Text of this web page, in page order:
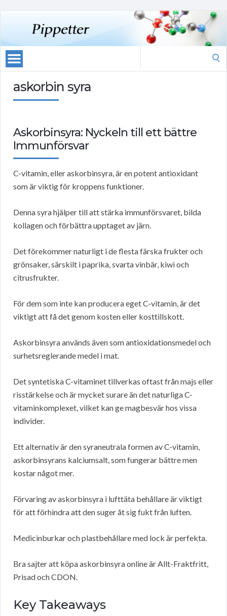
askorbin syra
Askorbinsyra: Nyckeln till ett bättre
Immunförsvar
C-vitamin, eller askorbinsyra, är en potent antioxidant
som är viktig för kroppens funktioner.
Denna syra hjälper till att stärka immunförsvaret, bilda
kollagen och förbättra upptaget av järn.
Det förekommer naturligt i de flesta färska frukter och
grönsaker, särskilt i paprika, svarta vinbär, kiwi och
citrusfrukter.
För dem som inte kan producera eget C-vitamin, är det
viktigt att få det genom kosten eller kosttillskott.
Askorbinsyra används även som antioxidationsmedel och
surhetsreglerande medel i mat.
Det syntetiska C-vitaminet tillverkas oftast från majs eller
risstärkelse och är mycket surare än det naturliga C-
vitaminkomplexet, vilket kan ge magbesvär hos vissa
individer.
Ett alternativ är den syraneutrala formen av C-vitamin,
askorbinsyrans kalciumsalt, som fungerar bättre men
kostar något mer.
Förvaring av askorbinsyra i lufttäta behållare är viktigt
för att förhindra att den suger åt sig fukt från luften.
Medicinburkar och plastbehållare med lock är perfekta.
Bra sajter att köpa askorbinsyra online är Allt-Fraktfritt,
Prisad och CDON.
Key Takeaways